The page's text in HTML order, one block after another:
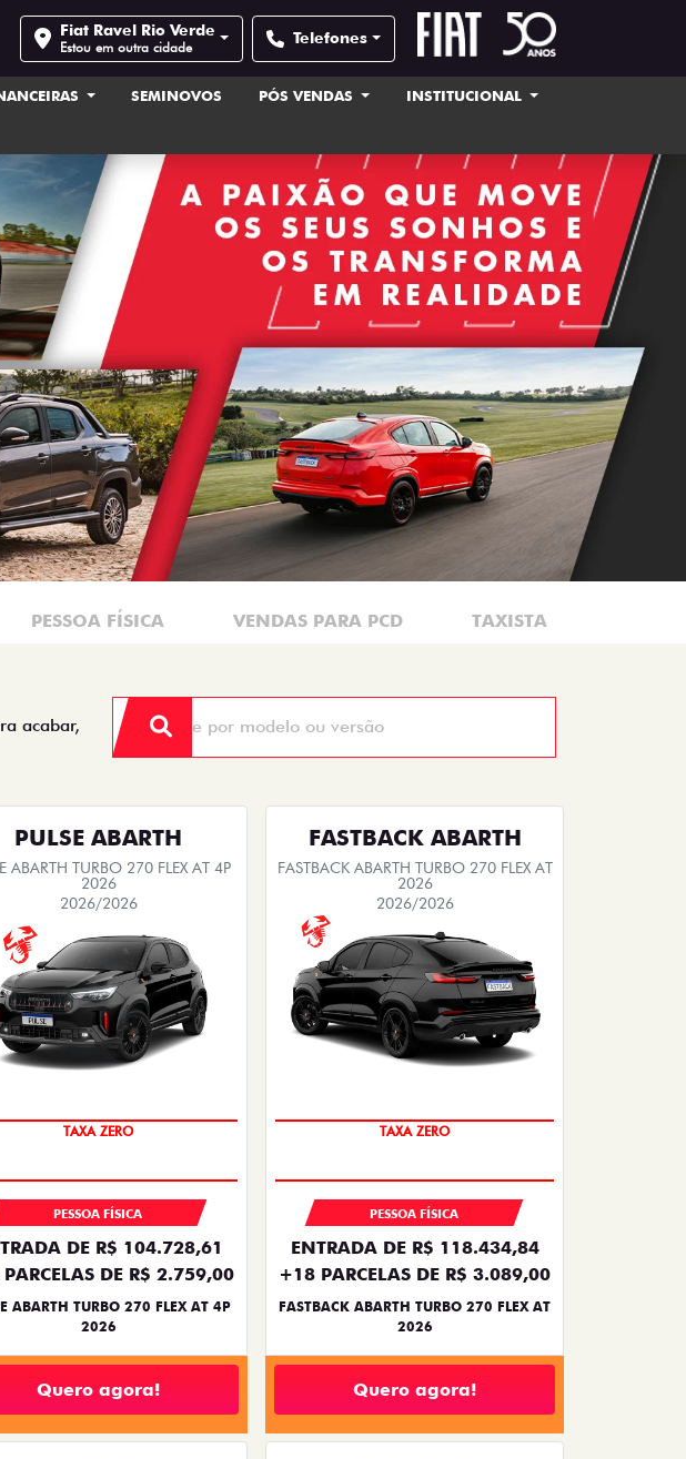
Fiat Ravel Rio Verde
Estou em outra cidade Telefones
SEMINOVOS PÓS VENDAS INSTITUCIONAL
PESSOA FÍSICA VENDAS PARA PCD TAXISTA
acabar,
PULSE ABARTH
ABARTH TURBO 270 FLEX AT 4P
2026
2026/2026
SAIA DE FIAT 0KM
PESSOA FÍSICA
DE R$ 104.728,61
DE R$ 2.759,00
ABARTH TURBO 270 FLEX AT 4P
2026
Quero agora!
FASTBACK ABARTH
FASTBACK ABARTH TURBO 270 FLEX AT
2026
2026/2026
SAIA DE FIAT 0KM
PESSOA FÍSICA
ENTRADA DE R$ 118.434,84
+18 PARCELAS DE R$ 3.089,00
FASTBACK ABARTH TURBO 270 FLEX AT
2026
Quero agora!